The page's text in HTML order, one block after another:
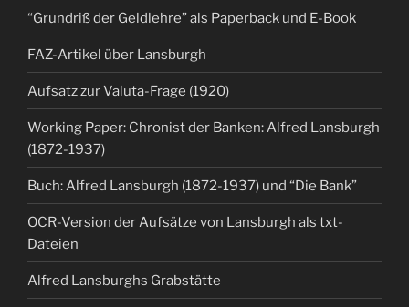
“Grundriß der Geldlehre” als Paperback und E-Book
FAZ-Artikel über Lansburgh
Aufsatz zur Valuta-Frage (1920)
Working Paper: Chronist der Banken: Alfred Lansburgh
(1872-1937)
Buch: Alfred Lansburgh (1872-1937) und “Die Bank”
OCR-Version der Aufsätze von Lansburgh als txt-
Dateien
Alfred Lansburghs Grabstätte